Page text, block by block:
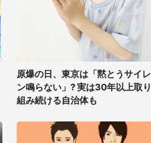
原爆の日、東京は「黙とうサイレ
ン鳴らない」? 実は30年以上取り
組み続ける自治体も